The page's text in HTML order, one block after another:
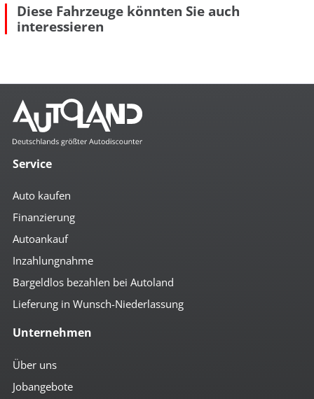
Mehr anzeigen
Komfort
3- Zonen Klimaautomatik
4x el. Fensterheber
autom. abblendender Innenspiegel
beheizbare Aussenspiegel
Bordcomputer
el. anklappbare Spiegel
el. Fahrersitz m. Memory
el. Spiegel
geteilte Rücksitzbank
Getränkehalter
höhenverst. Beifahrersitz
höhenverst. Lenkrad
Komfortschließung mit FB
Lederlenkrad
Diese Fahrzeuge könnten Sie auch
interessieren
Service
Auto kaufen
Finanzierung
Autoankauf
Inzahlungnahme
Bargeldlos bezahlen bei Autoland
Lieferung in Wunsch-Niederlassung
Unternehmen
Über uns
Jobangebote